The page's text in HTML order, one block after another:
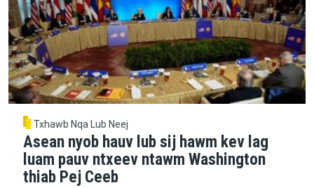
Txhawb Nqa Lub Neej
Asean nyob hauv lub sij hawm kev lag
luam pauv ntxeev ntawm Washington
thiab Pej Ceeb